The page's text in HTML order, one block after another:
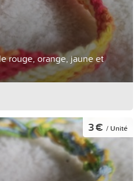
rouge, orange, jaune et
3 € / Unité